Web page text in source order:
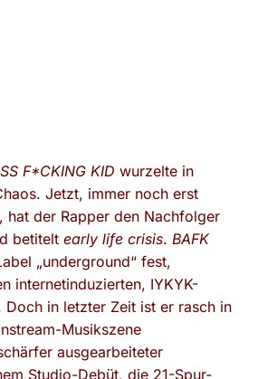
F*CKING KID wurzelte in
Jetzt, immer noch erst
hat der Rapper den Nachfolger
betitelt early life crisis. BAFK
„underground“ fest,
internetinduzierten, IYKYK-
Doch in letzter Zeit ist er rasch in
Musikszene
ausgearbeiteter
Studio-Debüt, die 21-Spur-